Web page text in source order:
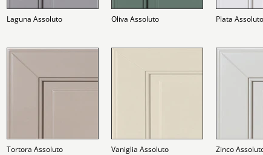
Laguna Assoluto Oliva Assoluto Plata Assoluto
Tortora Assoluto Vaniglia Assoluto Zinco